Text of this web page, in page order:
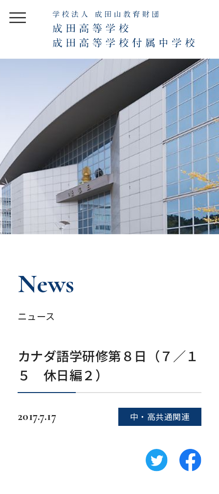
News
ニュース
カナダ語学研修第８日（７／１
５ 休日編２）
2017.7.17 中・高共通関連